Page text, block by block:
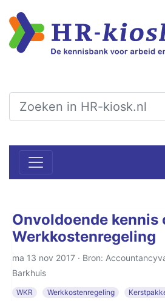
Onvoldoende kennis
Werkkostenregeling
ma 13 nov 2017 · Bron:
Barkhuis
WKR Werkkostenregeling